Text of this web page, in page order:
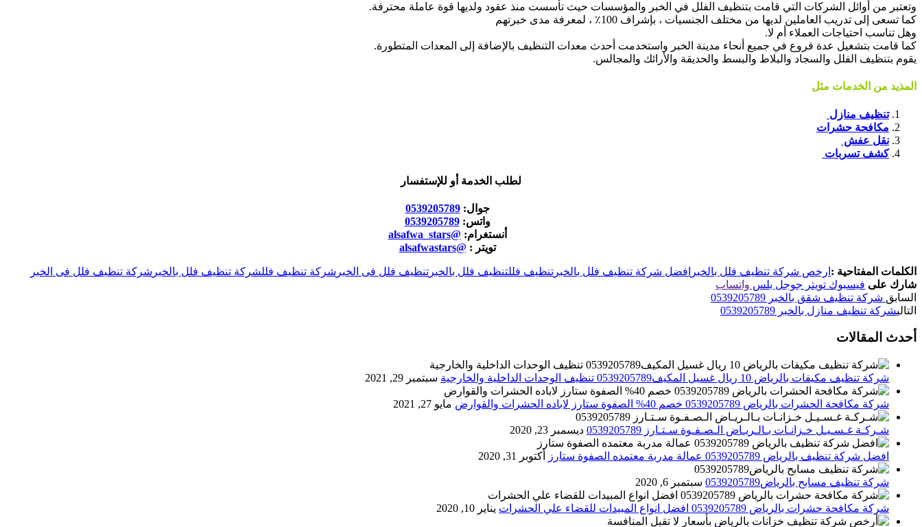
وتعتبر من أوائل الشركات التي قامت بتنظيف الفلل في الخبر والمؤسسات حيث تأسست منذ عقود ولديها قوة عاملة محترفة.
كما تسعى إلى تدريب العاملين لديها من مختلف الجنسيات ، بإشراف 100٪ ، لمعرفة مدى خبرتهم
وهل تناسب احتياجات العملاء أم لا.
كما قامت بتشغيل عدة فروع في جميع أنحاء مدينة الخبر واستخدمت أحدث معدات التنظيف بالإضافة إلى المعدات المتطورة.
يقوم بتنظيف الفلل والسجاد والبلاط والبسط والحديقة والأرائك والمجالس.
المذيد من الخدمات مثل
تنظيف منازل
مكافحة حشرات
نقل عفش
كشف تسربات
لطلب الخدمة أو للإستفسار
جوال:0539205789
واتس:0539205789
أنستغرام: @alsafwa_stars
تويتر : @alsafwastars
الكلمات المفتاحية : ارخص شركة تنظيف فلل بالخبر افضل شركة تنظيف فلل بالخبر تنظيف فللتنظيف فلل بالخبر تنظيف فلل فى الخبر شركة تنظيف فللشركة تنظيف فلل بالخبر شركة تنظيف فلل فى الخبر
شارك على فيسبوك تويتر جوجل بلس واتساب
السابق شركة تنظيف شقق بالخبر 0539205789
التاليشركة تنظيف منازل بالخبر 0539205789
أحدث المقالات
شركة تنظيف مكيفات بالرياض 10 ريال غسيل المكيف0539205789 تنظيف الوحدات الداخلية والخارجية سبتمبر 29, 2021
شركة مكافحة الحشرات بالرياض 0539205789 خصم 40% الصفوة ستارز لاباده الحشرات والقوارض مايو 27, 2021
شـركـة غـسـيـل خـزانـات بـالـريـاض الـصـفـوة سـتـارز 0539205789 ديسمبر 23, 2020
افضل شركة تنظيف بالرياض 0539205789 عمالة مدربة معتمده الصفوة ستارز أكتوبر 31, 2020
شركة تنظيف مسابح بالرياض0539205789 سبتمبر 6, 2020
شركة مكافحة حشرات بالرياض 0539205789 افضل انواع المبيدات للقضاء علي الحشرات يناير 10, 2020